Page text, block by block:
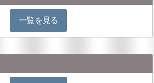
一覧を見る